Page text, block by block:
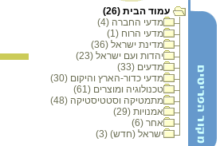
עמוד הבית (26)
מדעי החברה (4)
מדעי הרוח (1)
מדינת ישראל (36)
יהדות ועם ישראל (23)
מדעים (33)
מדעי כדור-הארץ והיקום (30)
טכנולוגיה ומוצרים (61)
מתמטיקה וסטטיסטיקה (48)
אמנויות (29)
אחר (6)
ישראל (חדש) (3)